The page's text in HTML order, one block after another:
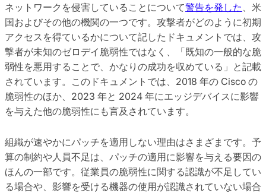
ネットワークを侵害していることについて警告を発した 、米
国およびその他の機関の一つです。攻撃者がどのように初期
アクセスを得ているかについて記したドキュメントでは、攻
撃者が未知のゼロデイ脆弱性ではなく、「既知の一般的な脆
弱性を悪用することで、かなりの成功を収めている」と記載
されています。このドキュメントでは、2018 年の Cisco の
脆弱性のほか、2023 年と 2024 年にエッジデバイスに影響
を与えた他の脆弱性にも言及されています。
組織が速やかにパッチを適用しない理由はさまざまです。予
算の制約や人員不足は、パッチの適用に影響を与える要因の
ほんの一部です。従業員の脆弱性に関する認識が不足してい
る場合や、影響を受ける機器の使用が認識されていない場合